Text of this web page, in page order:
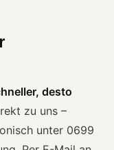
desto
zu uns –
unter 0699